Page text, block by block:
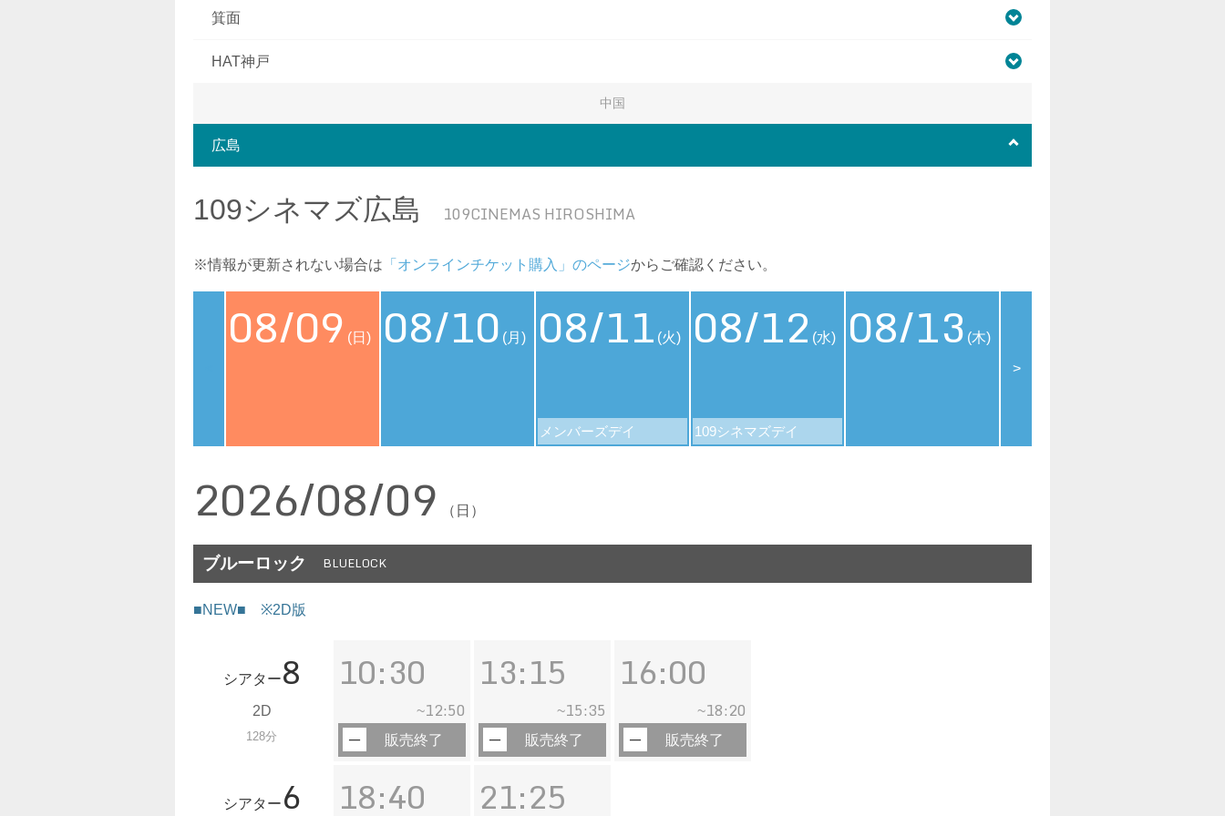
箕面
HAT神戸
中国
広島
109シネマズ広島 109CINEMAS HIROSHIMA
※情報が更新されない場合は 「オンラインチケット購入」のページからご確認ください。
08/09 (日) 08/10 (月) 08/11 (火)
メンバーズデイ
08/12 (水)
109シネマズデイ
08/13 (木)
>
2026/08/09 （日）
ブルーロック BLUELOCK
■NEW■ ※2D版
シアター8
2D
128分
10:30
~12:50
販売終了
13:15
~15:35
販売終了
16:00
~18:20
販売終了
シアター 6 18:40 21:25